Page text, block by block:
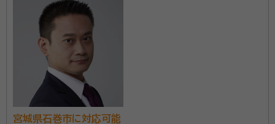
宮城県石巻市に対応可能